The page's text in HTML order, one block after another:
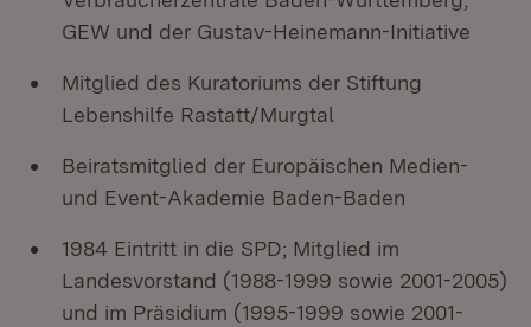
GEW und der Gustav-Heinemann-Initiative
Mitglied des Kuratoriums der Stiftung
Lebenshilfe Rastatt/Murgtal
Beiratsmitglied der Europäischen Medien-
und Event-Akademie Baden-Baden
1984 Eintritt in die SPD; Mitglied im
Landesvorstand (1988-1999 sowie 2001-2005)
und im Präsidium (1995-1999 sowie 2001-